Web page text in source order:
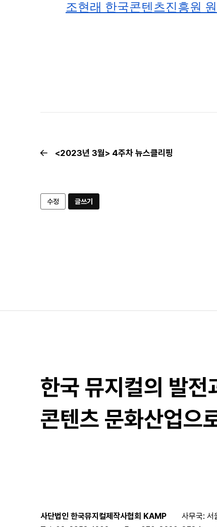
조현래 한국콘텐츠진흥원
<2023년 3월> 4주차 뉴스클리핑
수정 글쓰기
한국 뮤지컬의 발전
콘텐츠 문화산업으
사단법인 한국뮤지컬제작사협회 KAMP
사무국: 서